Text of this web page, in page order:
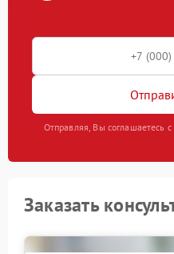
Отправляя, Вы соглашаетесь
Заказать